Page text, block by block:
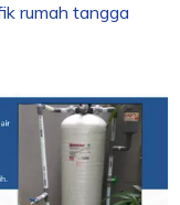
rumah tangga